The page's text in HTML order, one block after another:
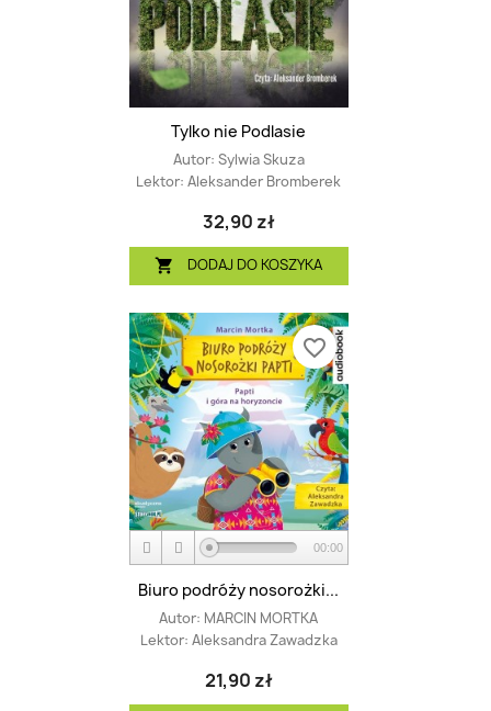
Tylko nie Podlasie
Autor: Sylwia Skuza
Lektor: Aleksander Bromberek
32,90 zł
 DODAJ DO KOSZYKA
00:00
Biuro podróży nosorożki...
Autor: MARCIN MORTKA
Lektor: Aleksandra Zawadzka
21,90 zł
favorite_border